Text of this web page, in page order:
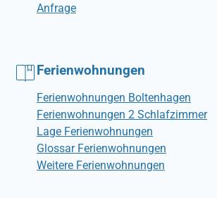
Anfrage
Ferienwohnungen
Ferienwohnungen Boltenhagen
Ferienwohnungen 2 Schlafzimmer
Lage Ferienwohnungen
Glossar Ferienwohnungen
Weitere Ferienwohnungen